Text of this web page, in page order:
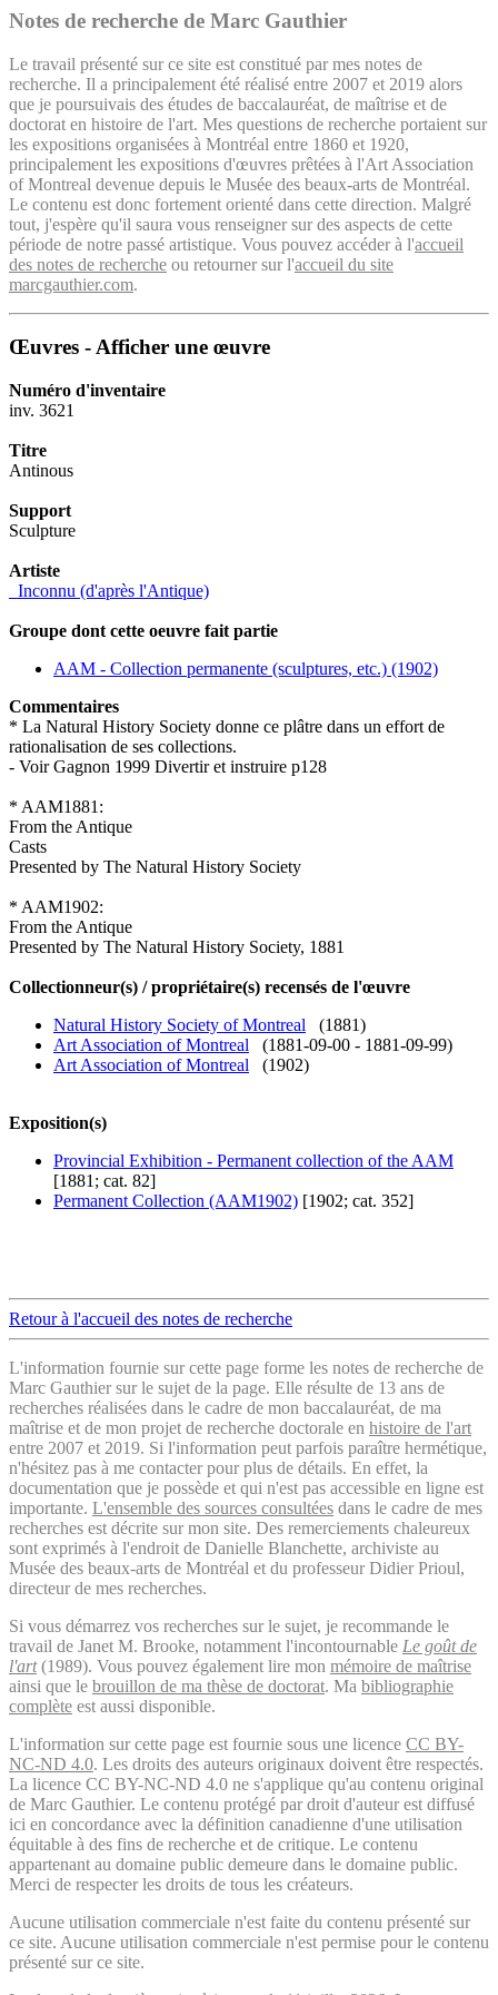
Notes de recherche de Marc Gauthier
Le travail présenté sur ce site est constitué par mes notes de
recherche. Il a principalement été réalisé entre 2007 et 2019 alors
que je poursuivais des études de baccalauréat, de maîtrise et de
doctorat en histoire de l'art. Mes questions de recherche portaient sur
les expositions organisées à Montréal entre 1860 et 1920,
principalement les expositions d'œuvres prêtées à l'Art Association
of Montreal devenue depuis le Musée des beaux-arts de Montréal.
Le contenu est donc fortement orienté dans cette direction. Malgré
tout, j'espère qu'il saura vous renseigner sur des aspects de cette
période de notre passé artistique. Vous pouvez accéder à l'accueil
des notes de recherche ou retourner sur l'accueil du site
marcgauthier.com.
Œuvres - Afficher une œuvre
Numéro d'inventaire
inv. 3621
Titre
Antinous
Support
Sculpture
Artiste
_Inconnu (d'après l'Antique)
Groupe dont cette oeuvre fait partie
AAM - Collection permanente (sculptures, etc.) (1902)
Commentaires
* La Natural History Society donne ce plâtre dans un effort de
rationalisation de ses collections.
- Voir Gagnon 1999 Divertir et instruire p128
* AAM1881:
From the Antique
Casts
Presented by The Natural History Society
* AAM1902:
From the Antique
Presented by The Natural History Society, 1881
Collectionneur(s) / propriétaire(s) recensés de l'œuvre
Natural History Society of Montreal (1881)
Art Association of Montreal (1881-09-00 - 1881-09-99)
Art Association of Montreal (1902)
Exposition(s)
Provincial Exhibition - Permanent collection of the AAM
[1881; cat. 82]
Permanent Collection (AAM1902) [1902; cat. 352]
Retour à l'accueil des notes de recherche
L'information fournie sur cette page forme les notes de recherche de
Marc Gauthier sur le sujet de la page. Elle résulte de 13 ans de
recherches réalisées dans le cadre de mon baccalauréat, de ma
maîtrise et de mon projet de recherche doctorale en histoire de l'art
entre 2007 et 2019. Si l'information peut parfois paraître hermétique,
n'hésitez pas à me contacter pour plus de détails. En effet, la
documentation que je possède et qui n'est pas accessible en ligne est
importante. L'ensemble des sources consultées dans le cadre de mes
recherches est décrite sur mon site. Des remerciements chaleureux
sont exprimés à l'endroit de Danielle Blanchette, archiviste au
Musée des beaux-arts de Montréal et du professeur Didier Prioul,
directeur de mes recherches.
Si vous démarrez vos recherches sur le sujet, je recommande le
travail de Janet M. Brooke, notamment l'incontournable Le goût de
l'art(1989). Vous pouvez également lire mon mémoire de maîtrise
ainsi que le brouillon de ma thèse de doctorat. Ma bibliographie
complète est aussi disponible.
L'information sur cette page est fournie sous une licence CC BY-
NC-ND 4.0. Les droits des auteurs originaux doivent être respectés.
La licence CC BY-NC-ND 4.0 ne s'applique qu'au contenu original
de Marc Gauthier. Le contenu protégé par droit d'auteur est diffusé
ici en concordance avec la définition canadienne d'une utilisation
équitable à des fins de recherche et de critique. Le contenu
appartenant au domaine public demeure dans le domaine public.
Merci de respecter les droits de tous les créateurs.
Aucune utilisation commerciale n'est faite du contenu présenté sur
ce site. Aucune utilisation commerciale n'est permise pour le contenu
présenté sur ce site.